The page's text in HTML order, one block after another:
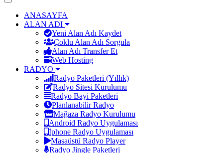
Toggle
navigationANASAYFA
ALAN ADI
Yeni Alan Adı Kaydet
Çoklu Alan Adı Sorgula
Alan Adı Transfer Et
Web Hosting
RADYO
Radyo Paketleri (Yıllık)
Radyo Sitesi Kurulumu
Radyo Bayi Paketleri
Planlanabilir Radyo
Mağaza Radyo Kurulumu
Android Radyo Uygulaması
İphone Radyo Uygulaması
Masaüstü Radyo Player
Radyo Jingle Paketleri